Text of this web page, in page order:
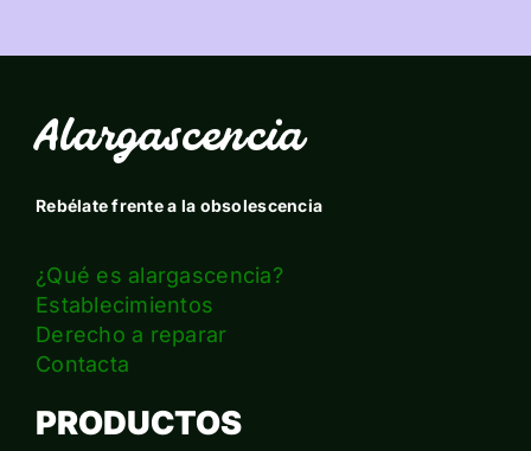
Alargascencia
Rebélate frente a la obsolescencia
¿Qué es alargascencia?
Establecimientos
Derecho a reparar
Contacta
PRODUCTOS